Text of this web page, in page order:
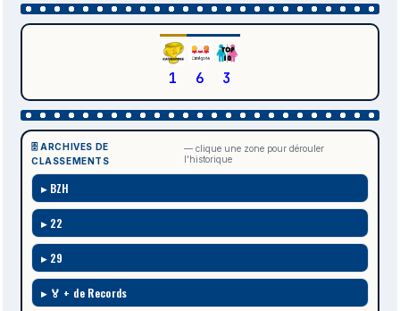
1 6 3
🗄️ ARCHIVES DE
CLASSEMENTS
— clique une zone pour dérouler
l'historique
BZH
22
29
🏅 + de Records